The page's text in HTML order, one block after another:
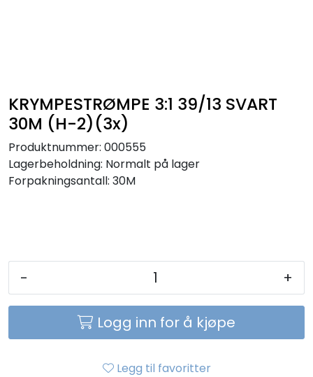
KRYMPESTRØMPE 3:1 39/13 SVART
30M (H-2)(3x)
Produktnummer: 000555
Lagerbeholdning: Normalt på lager
Forpakningsantall: 30M
- +
Logg inn for å kjøpe
Legg til favoritter